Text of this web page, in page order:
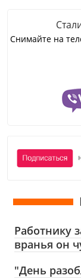
Снимайте на
Работнику
вранья он
"День